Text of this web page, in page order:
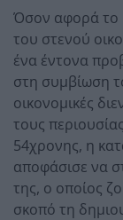
Όσον αφορά το
του στενού
ένα έντονα
στη συμβίωση
οικονομικές
τους
54χρονης, η
αποφάσισε να
της, ο οποίος
σκοπό τη